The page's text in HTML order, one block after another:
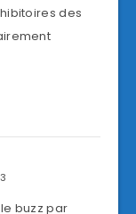
des
buzz par